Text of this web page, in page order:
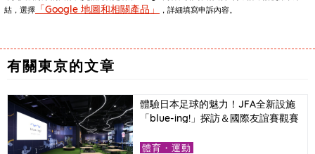
東京半島酒店「Peter」餐廳
結，選擇 「Google 地圖和相關產品」 ，詳細填寫申訴內容。
有關東京的文章
體驗日本足球的魅力！JFA全新設施
「blue-ing!」探訪＆國際友誼賽觀賽
體育・運動